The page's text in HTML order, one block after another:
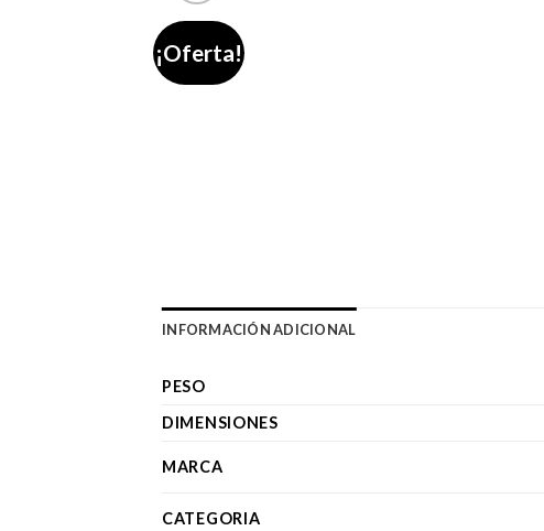
¡Oferta!
INFORMACIÓN ADICIONAL
PESO
DIMENSIONES
MARCA
CATEGORIA